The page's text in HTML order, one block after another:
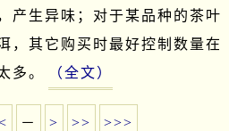
产生异味；对于某品种的茶叶
，其它购买时最好控制数量在
多。
（全文）
－ > >> >>>